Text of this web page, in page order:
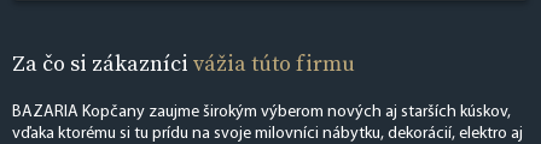
Za čo si zákazníci vážia túto firmu
BAZARIA Kopčany zaujme širokým výberom nových aj starších kúskov,
vďaka ktorému si tu prídu na svoje milovníci nábytku, dekorácií, elektro aj